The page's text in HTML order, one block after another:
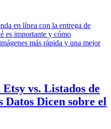
en línea con la entrega de
es importante y cómo
más rápida y una mejor
vs. Listados de
Datos Dicen sobre el